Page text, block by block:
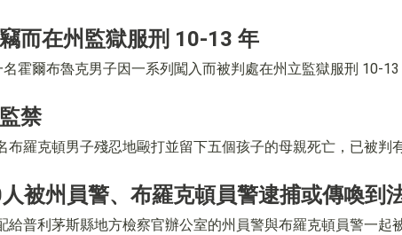
而在州監獄服刑 10-13 年
霍爾布魯克男子因一系列闖入而被判處在州立監獄服刑 10-13
禁
羅克頓男子殘忍地毆打並留下五個孩子的母親死亡，已被判
被州員警、布羅克頓員警逮捕或傳喚到
普利茅斯縣地方檢察官辦公室的州員警與布羅克頓員警一起